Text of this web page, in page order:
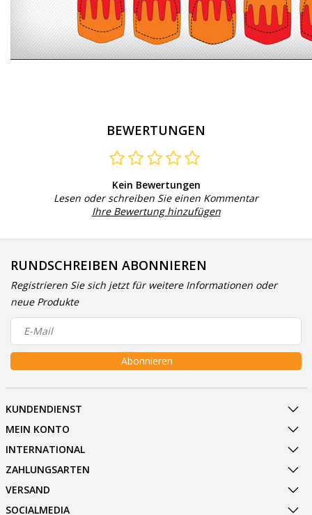
BEWERTUNGEN
Kein Bewertungen
Lesen oder schreiben Sie einen Kommentar
Ihre Bewertung hinzufügen
RUNDSCHREIBEN ABONNIEREN
Registrieren Sie sich jetzt für weitere Informationen oder
neue Produkte
Abonnieren
KUNDENDIENST
MEIN KONTO
INTERNATIONAL
ZAHLUNGSARTEN
VERSAND
SOCIALMEDIA